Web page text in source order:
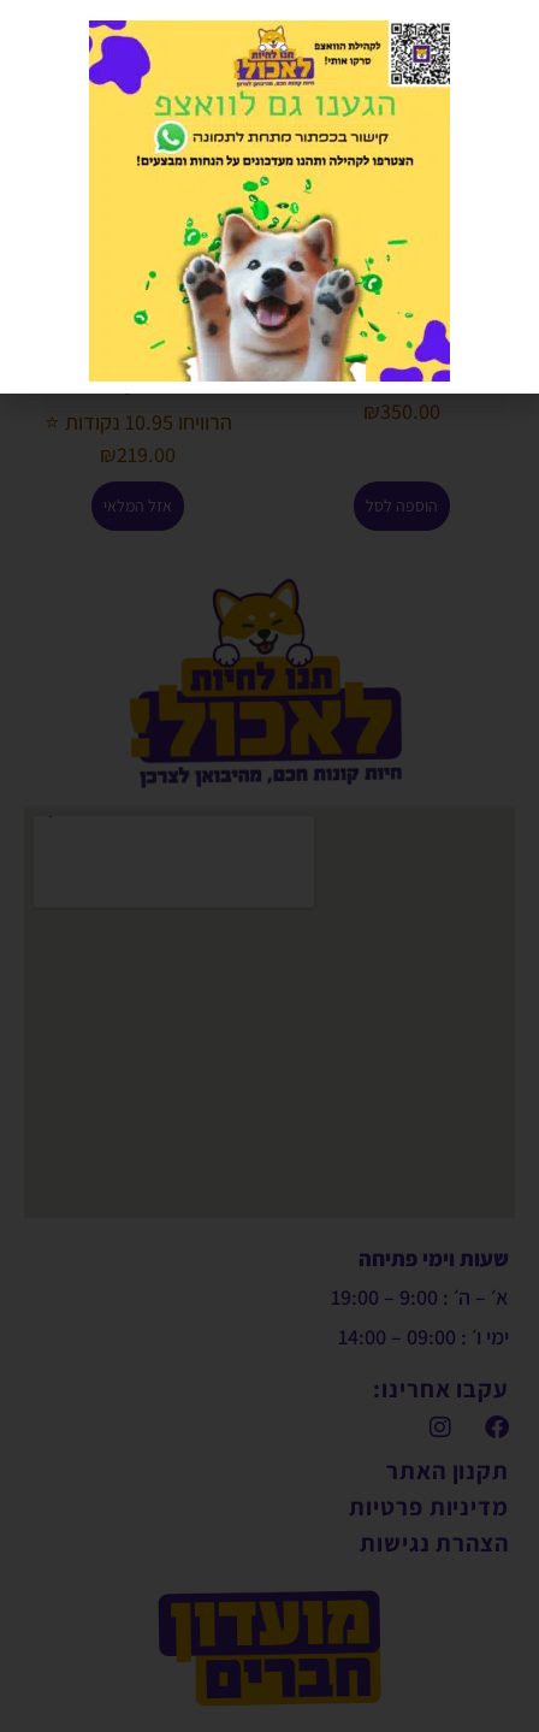
נוטריסורס נטול דגנים עוף 11.8 קג
הרוויחו 17.50 נקודות ⭐
₪350.00
הוספה לסל
25 קג
הרוויחו 10.95 נקודות ⭐
₪219.00
אזל המלאי
שעות וימי פתיחה
א׳ – ה׳ : 9:00 – 19:00
ימי ו׳ : 09:00 – 14:00
עקבו אחרינו:
תקנון האתר
מדיניות פרטיות
הצהרת נגישות